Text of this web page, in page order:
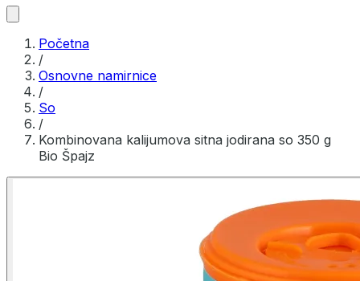
Početna
/
Osnovne namirnice
/
So
/
Kombinovana kalijumova sitna jodirana so 350 g
Bio Špajz